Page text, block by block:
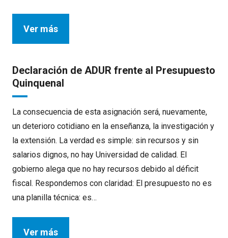
Ver más
Declaración de ADUR frente al Presupuesto
Quinquenal
La consecuencia de esta asignación será, nuevamente,
un deterioro cotidiano en la enseñanza, la investigación y
la extensión. La verdad es simple: sin recursos y sin
salarios dignos, no hay Universidad de calidad. El
gobierno alega que no hay recursos debido al déficit
fiscal. Respondemos con claridad: El presupuesto no es
una planilla técnica: es…
Ver más